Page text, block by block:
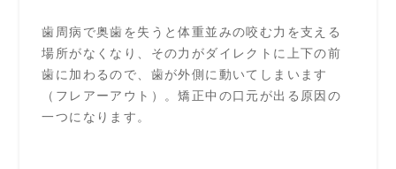
歯周病で奥歯を失うと体重並みの咬む力を支える
場所がなくなり、その力がダイレクトに上下の前
歯に加わるので、歯が外側に動いてしまいます
（フレアーアウト）。矯正中の口元が出る原因の
一つになります。